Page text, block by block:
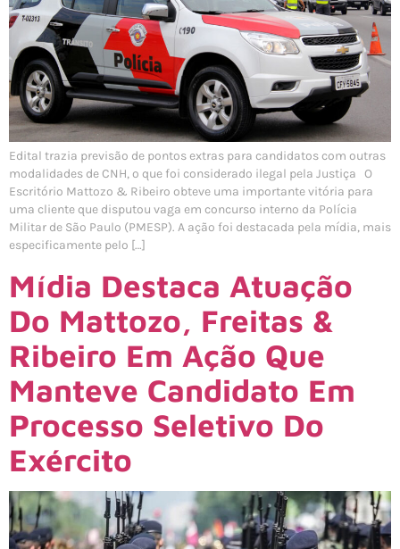
Edital trazia previsão de pontos extras para candidatos com outras
modalidades de CNH, o que foi considerado ilegal pela Justiça O
Escritório Mattozo & Ribeiro obteve uma importante vitória para
uma cliente que disputou vaga em concurso interno da Polícia
Militar de São Paulo (PMESP). A ação foi destacada pela mídia, mais
especificamente pelo […]
Mídia Destaca Atuação
Do Mattozo, Freitas &
Ribeiro Em Ação Que
Manteve Candidato Em
Processo Seletivo Do
Exército